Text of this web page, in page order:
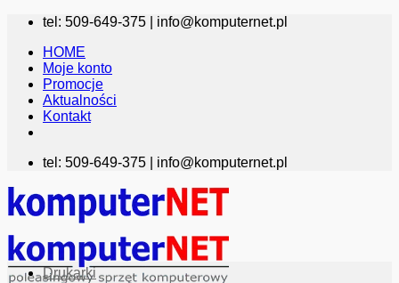
Przewiń
zawartości
tel: 509-649-375 | info@komputernet.pl
HOME
Moje konto
Promocje
Aktualności
Kontakt
tel: 509-649-375 | info@komputernet.pl
Drukarki